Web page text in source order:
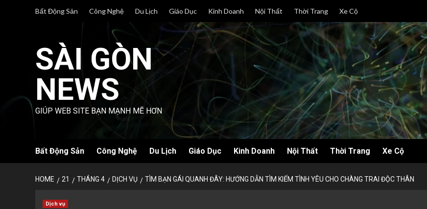
Bất Động Sản Công Nghệ Du Lịch Giáo Dục Kinh Doanh Nội Thất Thời Trang Xe Cộ
SÀI GÒN
NEWS
GIÚP WEB SITE BẠN MẠNH MẼ HƠN
Bất Động Sản Công Nghệ Du Lịch Giáo Dục Kinh Doanh Nội Thất Thời Trang Xe Cộ
HOME 21 THÁNG 4 DỊCH VỤ TÌM BẠN GÁI QUANH ĐÂY: HƯỚNG DẪN TÌM KIẾM TÌNH YÊU CHO CHÀNG TRAI ĐỘC THÂN
Dịch vụ